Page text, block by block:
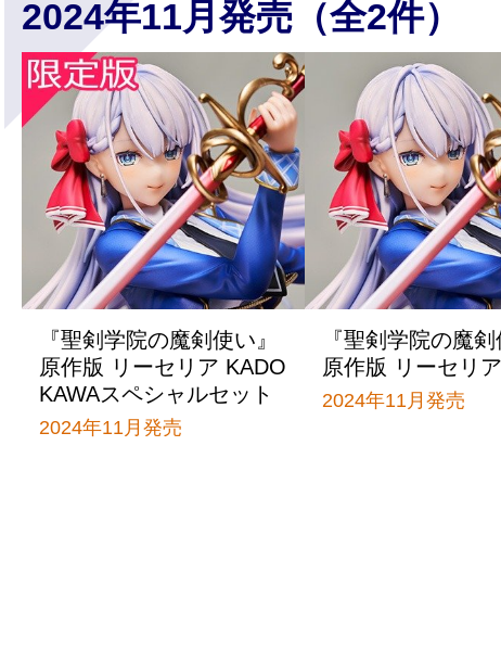
2024年11月発売（全2件）
『聖剣学院の魔剣使い』
原作版 リーセリア KADO
KAWAスペシャルセット
2024年11月発売
『聖剣学院の魔剣
原作版 リーセリア
2024年11月発売